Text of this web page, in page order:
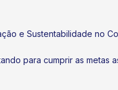
e Sustentabilidade no
para cumprir as metas